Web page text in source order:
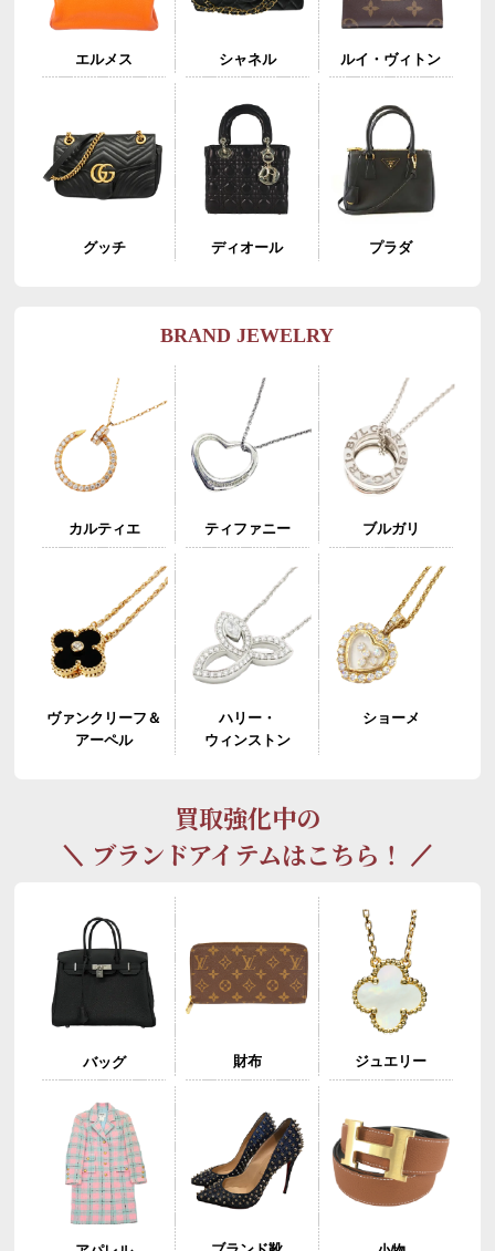
エルメス シャネル ルイ・ヴィトン
グッチ ディオール プラダ
BRAND JEWELRY
カルティエ ティファニー ブルガリ
ヴァンクリーフ＆
アーペル
ハリー・
ウィンストン
ショーメ
買取強化中の
ブランドアイテムはこちら！
バッグ 財布 ジュエリー